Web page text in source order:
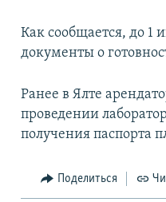
Как сообщается, до 1
документы о
Ранее в Ялте
проведении
получения паспорта
Поделиться